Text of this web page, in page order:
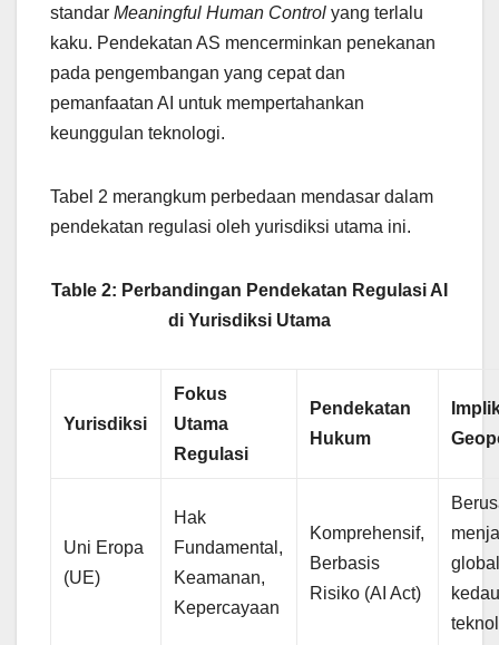
standar Meaningful Human Control yang terlalu
kaku. Pendekatan AS mencerminkan penekanan
pada pengembangan yang cepat dan
pemanfaatan AI untuk mempertahankan
keunggulan teknologi.
Tabel 2 merangkum perbedaan mendasar dalam
pendekatan regulasi oleh yurisdiksi utama ini.
Table 2: Perbandingan Pendekatan Regulasi AI
di Yurisdiksi Utama
Yurisdiksi
Fokus
Utama
Regulasi
Pendekatan
Hukum
Uni Eropa
(UE)
Hak
Fundamental,
Keamanan,
Kepercayaan
Komprehensif,
Berbasis
Risiko (AI Act)